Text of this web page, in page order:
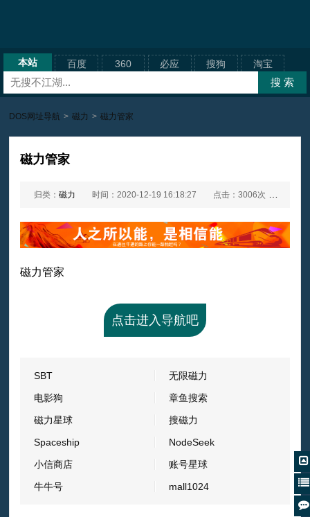
本站 百度 360 必应 搜狗 淘宝
DOS网址导航 > 磁力 > 磁力管家
磁力管家
归类：磁力 时间：2020-12-19 16:18:27 点击：3006次
磁力管家
点击进入导航吧
SBT
无限磁力
电影狗
章鱼搜索
磁力星球
搜磁力
Spaceship
NodeSeek
小信商店
账号星球
牛牛号
mall1024